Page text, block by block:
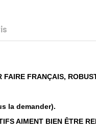
FRANÇAIS,
la demander).
AIMENT BIEN ÊTRE